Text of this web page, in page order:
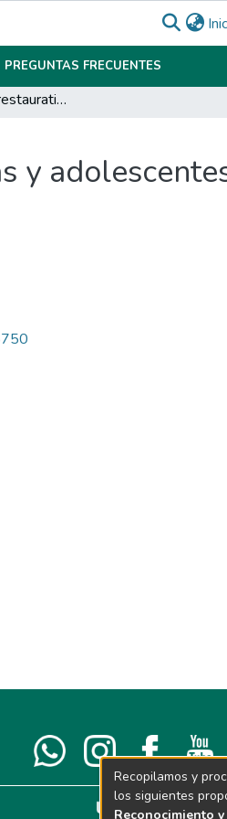
PREGUNTAS FRECUENTES
La prisión virtual restaurativa para niños, niñas y adolescentes en conflicto con la ley penal
y
Recopilamos y
los siguientes
Reconocimiento